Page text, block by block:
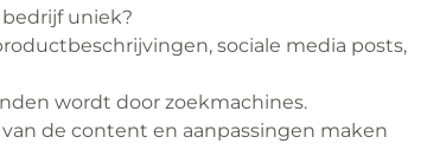
uniek?
sociale media posts,
wordt door zoekmachines.
de content en aanpassingen maken